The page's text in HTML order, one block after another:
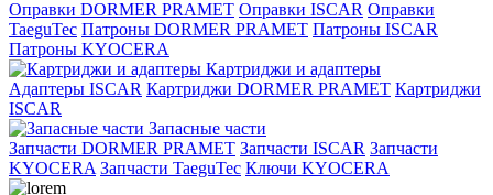
Оправки DORMER PRAMET Оправки ISCAR Оправки
TaeguTec Патроны DORMER PRAMET Патроны ISCAR
Патроны KYOCERA
Картриджи и адаптеры
Адаптеры ISCAR Картриджи DORMER PRAMET Картриджи
ISCAR
Запасные части
Запчасти DORMER PRAMET Запчасти ISCAR Запчасти
KYOCERA Запчасти TaeguTec Ключи KYOCERA